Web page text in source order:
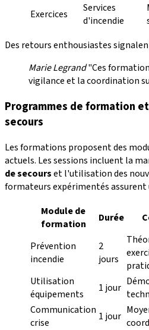
Exercices
Services
d'incendie
Des retours enthousiastes
Marie Legrand"Ces
vigilance et la coordination
Programmes de formation
secours
Les formations proposent des
actuels. Les sessions incluent la
de secourset l'utilisation des
formateurs expérimentés
Module de
formation
Durée
Prévention
incendie
2
jours
Utilisation
équipements
1 jour
Communication
crise
1 jour